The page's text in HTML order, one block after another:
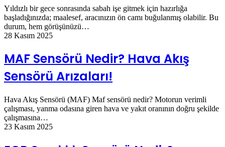
Yıldızlı bir gece sonrasında sabah işe gitmek için hazırlığa
başladığınızda; maalesef, aracınızın ön camı buğulanmış olabilir. Bu
durum, hem görüşünüzü…
28 Kasım 2025
MAF Sensörü Nedir? Hava Akış
Sensörü Arızaları!
Hava Akış Sensörü (MAF) Maf sensörü nedir? Motorun verimli
çalışması, yanma odasına giren hava ve yakıt oranının doğru şekilde
çalışmasına…
23 Kasım 2025